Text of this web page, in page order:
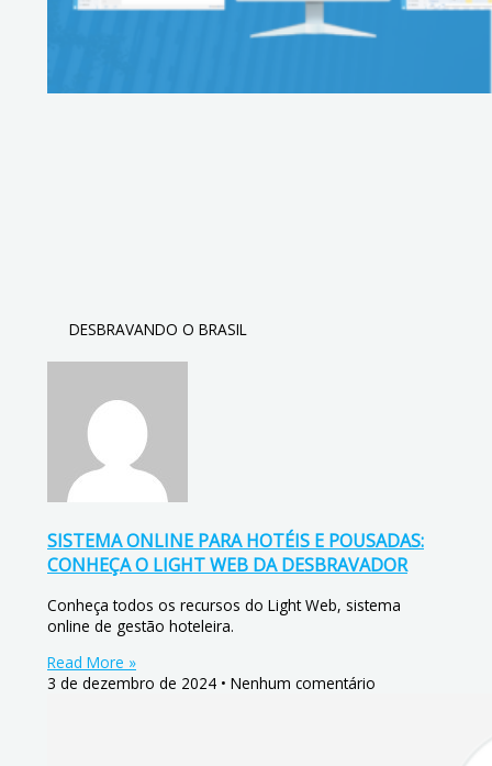
DESBRAVANDO O BRASIL
SISTEMA ONLINE PARA HOTÉIS E POUSADAS:
CONHEÇA O LIGHT WEB DA DESBRAVADOR
Conheça todos os recursos do Light Web, sistema
online de gestão hoteleira.
Read More »
3 de dezembro de 2024
Nenhum comentário